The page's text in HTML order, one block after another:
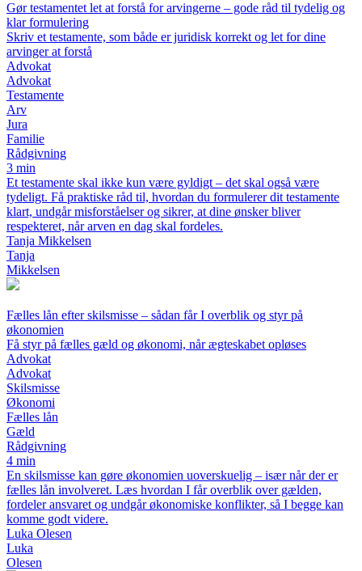
Gør testamentet let at forstå for arvingerne – gode råd til tydelig og
klar formulering
Skriv et testamente, som både er juridisk korrekt og let for dine
arvinger at forstå
Advokat
Advokat
Testamente
Arv
Jura
Familie
Rådgivning
3 min
Et testamente skal ikke kun være gyldigt – det skal også være
tydeligt. Få praktiske råd til, hvordan du formulerer dit testamente
klart, undgår misforståelser og sikrer, at dine ønsker bliver
respekteret, når arven en dag skal fordeles.
Tanja Mikkelsen
Tanja
Mikkelsen
Fælles lån efter skilsmisse – sådan får I overblik og styr på
økonomien
Få styr på fælles gæld og økonomi, når ægteskabet opløses
Advokat
Advokat
Skilsmisse
Økonomi
Fælles lån
Gæld
Rådgivning
4 min
En skilsmisse kan gøre økonomien uoverskuelig – især når der er
fælles lån involveret. Læs hvordan I får overblik over gælden,
fordeler ansvaret og undgår økonomiske konflikter, så I begge kan
komme godt videre.
Luka Olesen
Luka
Olesen